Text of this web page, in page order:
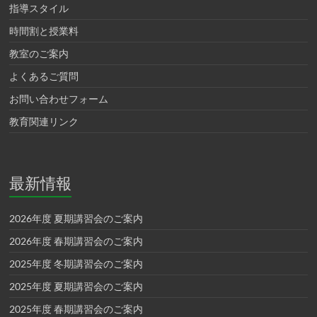
指導スタイル
時間割と授業料
教室のご案内
よくあるご質問
お問い合わせフォーム
教育関連リンク
最新情報
2026年度 夏期講習会のご案内
2026年度 春期講習会のご案内
2025年度 冬期講習会のご案内
2025年度 夏期講習会のご案内
2025年度 春期講習会のご案内